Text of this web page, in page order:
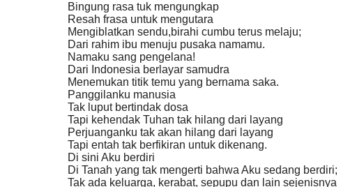
Bingung rasa tuk mengungkap
Resah frasa untuk mengutara
Mengiblatkan sendu,birahi cumbu terus melaju;
Dari rahim ibu menuju pusaka namamu.
Namaku sang pengelana!
Dari Indonesia berlayar samudra
Menemukan titik temu yang bernama saka.
Panggilanku manusia
Tak luput bertindak dosa
Tapi kehendak Tuhan tak hilang dari layang
Perjuanganku tak akan hilang dari layang
Tapi entah tak berfikiran untuk dikenang.
Di sini Aku berdiri
Di Tanah yang tak mengerti bahwa Aku sedang berdiri;
Tak ada keluarga, kerabat, sepupu dan lain sejenisnya